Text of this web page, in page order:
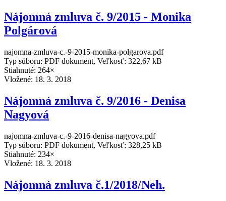
Nájomná zmluva č. 9/2015 - Monika
Polgárová
najomna-zmluva-c.-9-2015-monika-polgarova.pdf
Typ súboru: PDF dokument, Veľkosť: 322,67 kB
Stiahnuté: 264×
Vložené: 18. 3. 2018
Nájomná zmluva č. 9/2016 - Denisa
Nagyová
najomna-zmluva-c.-9-2016-denisa-nagyova.pdf
Typ súboru: PDF dokument, Veľkosť: 328,25 kB
Stiahnuté: 234×
Vložené: 18. 3. 2018
Nájomná zmluva č.1/2018/Neh.